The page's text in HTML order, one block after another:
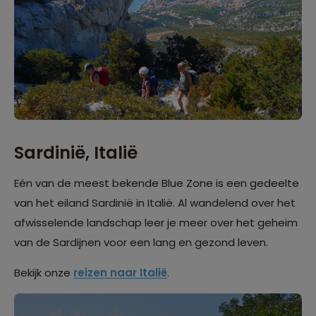
Sardinië, Italië
Eén van de meest bekende Blue Zone is een gedeelte
van het eiland Sardinië in Italië. Al wandelend over het
afwisselende landschap leer je meer over het geheim
van de Sardijnen voor een lang en gezond leven.
Bekijk onze reizen naar Italië.